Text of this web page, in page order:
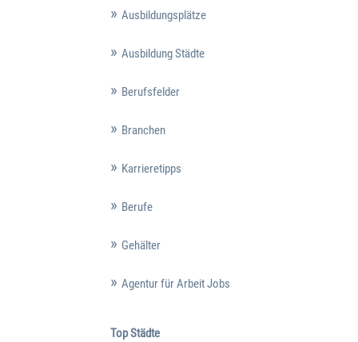
Ausbildungsplätze
Ausbildung Städte
Berufsfelder
Branchen
Karrieretipps
Berufe
Gehälter
Agentur für Arbeit Jobs
Top Städte